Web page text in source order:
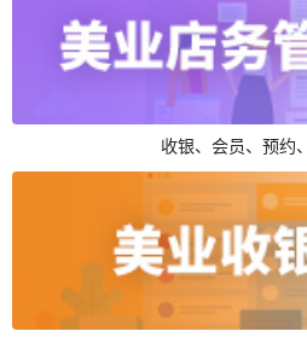
收银、会员、预约